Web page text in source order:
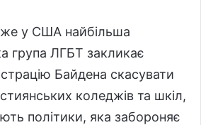
у США найбільша
група ЛГБТ закликає
Байдена скасувати
коледжів та шкіл,
політики, яка забороняє